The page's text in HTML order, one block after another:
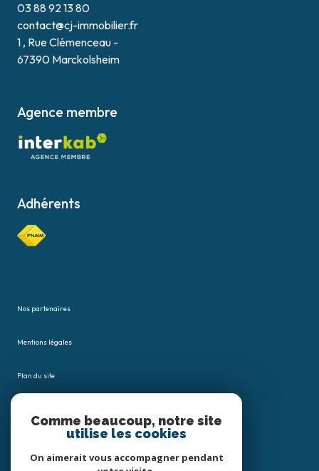
03 88 92 13 80
contact@cj-immobilier.fr
1 , Rue Clémenceau -
67390 Marckolsheim
Agence membre
Adhérents
Nos partenaires
Mentions légales
Plan du site
Comme beaucoup, notre site
utilise les cookies
On aimerait vous accompagner pendant